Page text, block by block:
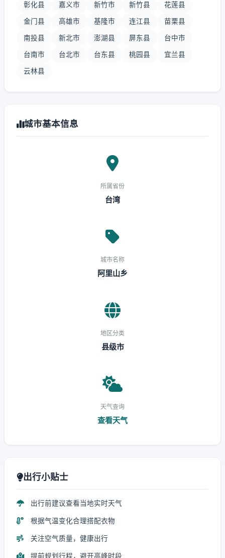
彰化县 嘉义市 新竹市 新竹县 花莲县
金门县 高雄市 基隆市 连江县 苗栗县
南投县 新北市 澎湖县 屏东县 台中市
台南市 台北市 台东县 桃园县 宜兰县
云林县
城市基本信息
所属省份
台湾
城市名称
阿里山乡
地区分类
县级市
天气查询
查看天气
出行小贴士
出行前建议查看当地实时天气
根据气温变化合理搭配衣物
关注空气质量，健康出行
提前规划行程，避开高峰时段